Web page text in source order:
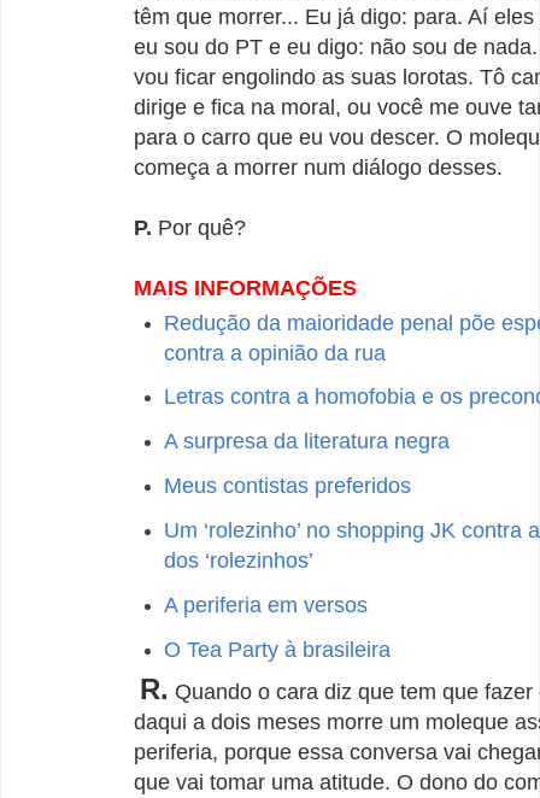
têm que morrer... Eu já digo: para. Aí
eu sou do PT e eu digo: não sou de
vou ficar engolindo as suas lorotas. Tô
dirige e fica na moral, ou você me ouve
para o carro que eu vou descer. O
começa a morrer num diálogo desses.
P. Por quê?
MAIS INFORMAÇÕES
Redução da maioridade penal põe
contra a opinião da rua
Letras contra a homofobia e os
A surpresa da literatura negra
Meus contistas preferidos
Um ‘rolezinho’ no shopping JK contra
dos ‘rolezinhos’
A periferia em versos
O Tea Party à brasileira
R. Quando o cara diz que tem que fazer
daqui a dois meses morre um moleque
periferia, porque essa conversa vai
que vai tomar uma atitude. O dono do